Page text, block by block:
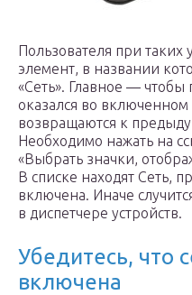
Пользователя при таких
элемент, в названии
«Сеть». Главное —
оказался во включенном
возвращаются к
Необходимо нажать на
«Выбрать значки,
В списке находят Сеть,
включена. Иначе
в диспетчере устройств.
Убедитесь, что
включена